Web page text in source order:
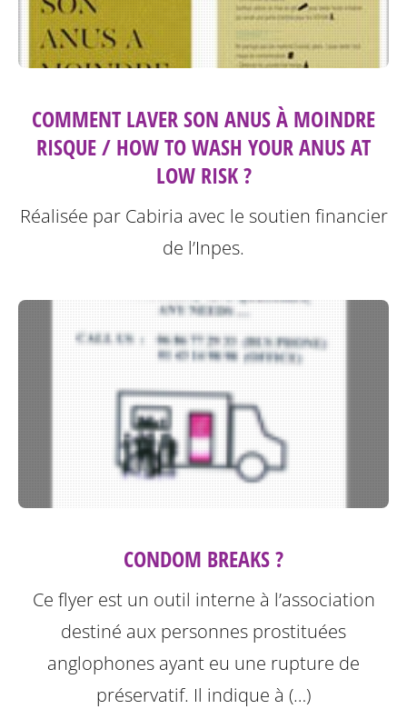
COMMENT LAVER SON ANUS À MOINDRE
RISQUE / HOW TO WASH YOUR ANUS AT
LOW RISK ?
Réalisée par Cabiria avec le soutien financier
de l’Inpes.
CONDOM BREAKS ?
Ce flyer est un outil interne à l’association
destiné aux personnes prostituées
anglophones ayant eu une rupture de
préservatif. Il indique à (…)